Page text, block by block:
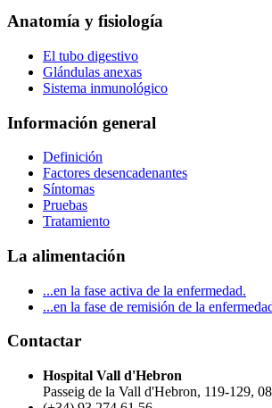
Anatomía y fisiología
El tubo digestivo
Glándulas anexas
Sistema inmunológico
Información general
Definición
Factores desencadenantes
Síntomas
Pruebas
Tratamiento
La alimentación
...en la fase activa de la enfermedad.
...en la fase de remisión de la
Contactar
Hospital Vall d'Hebron
Passeig de la Vall d'Hebron, 119-129,